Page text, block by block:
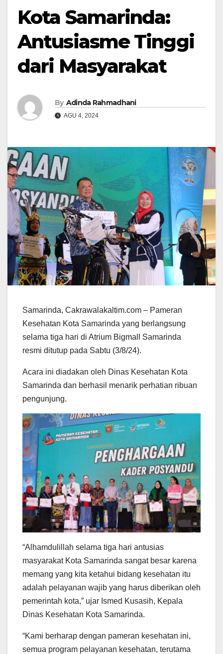
Kota Samarinda:
Antusiasme Tinggi
dari Masyarakat
By Adinda Rahmadhani
AGU 4, 2024
Samarinda, Cakrawalakaltim.com – Pameran
Kesehatan Kota Samarinda yang berlangsung
selama tiga hari di Atrium Bigmall Samarinda
resmi ditutup pada Sabtu (3/8/24).
Acara ini diadakan oleh Dinas Kesehatan Kota
Samarinda dan berhasil menarik perhatian ribuan
pengunjung.
“Alhamdulillah selama tiga hari antusias
masyarakat Kota Samarinda sangat besar karena
memang yang kita ketahui bidang kesehatan itu
adalah pelayanan wajib yang harus diberikan oleh
pemerintah kota,” ujar Ismed Kusasih, Kepala
Dinas Kesehatan Kota Samarinda.
“Kami berharap dengan pameran kesehatan ini,
semua program pelayanan kesehatan, terutama